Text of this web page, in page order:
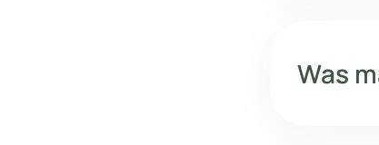
Was